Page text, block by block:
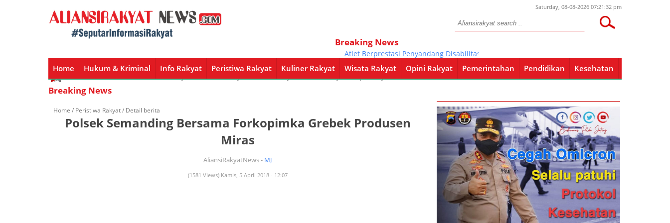
Saturday, 08-08-2026 07:21:32 pm
Breaking News
Atlet Berprestasi Penyandang Disabilitas Dapatkan Tali Asih dari Pj Bupati Pati
Home Hukum & Kriminal Info Rakyat Peristiwa Rakyat Kuliner Rakyat Wisata Rakyat Opini Rakyat Pemerintahan Pendidikan Kesehatan
Home Hukum & Kriminal Info Rakyat Peristiwa Rakyat Kuliner Rakyat Wisata Rakyat Opini Rakyat Pemerintahan Pendidikan Kesehatan
Breaking News
Home / Peristiwa Rakyat/ Detail berita
Polsek Semanding Bersama Forkopimka Grebek Produsen
Miras
AliansiRakyatNews - MJ
(1581 Views) Kamis, 5 April 2018 - 12:07